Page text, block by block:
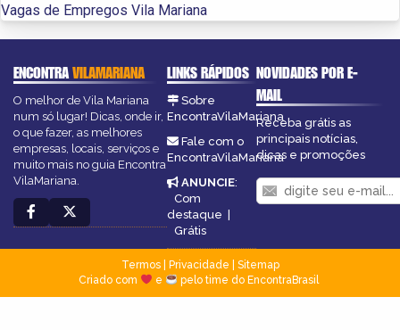
Vagas de Empregos Vila Mariana
ENCONTRAVILAMARIANA
O melhor de Vila Mariana
num só lugar! Dicas, onde ir,
o que fazer, as melhores
empresas, locais, serviços e
muito mais no guia Encontra
VilaMariana.
LINKS RÁPIDOS
Sobre
EncontraVilaMariana
Fale com o
EncontraVilaMariana
ANUNCIE:
Com
destaque |
Grátis
NOVIDADES POR E-
MAIL
Receba grátis as
principais notícias,
dicas e promoções
Termos| Privacidade
Sitemap
Criado com
e pelo time do EncontraBrasil